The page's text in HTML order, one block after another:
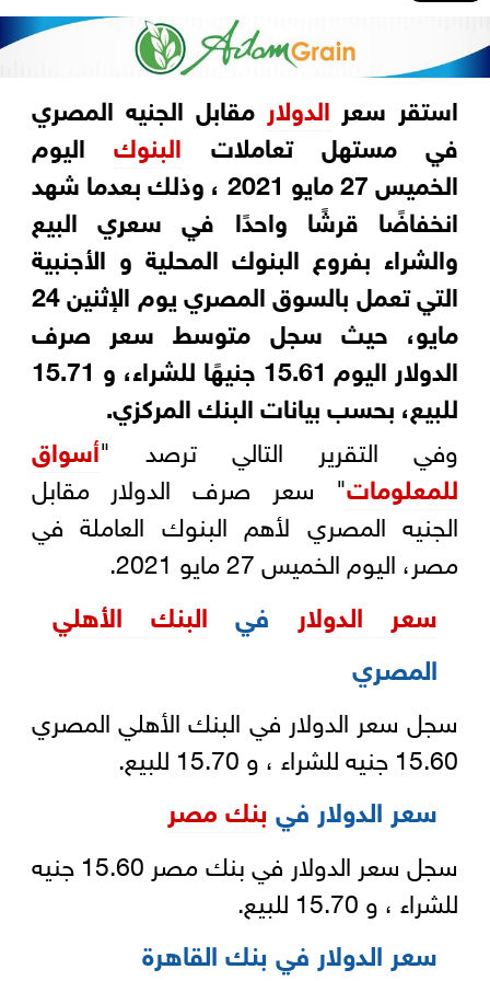
استقر سعر الدولار مقابل الجنيه المصري
في مستهل تعاملات البنوكاليوم
الخميس 27 مايو 2021 ، وذلك بعدما شهد
انخفاضًا قرشًا واحدًا في سعري البيع
والشراء بفروع البنوك المحلية و الأجنبية
التي تعمل بالسوق المصري يوم الإثنين 24
مايو، حيث سجل متوسط سعر صرف
الدولار اليوم 15.61 جنيهًا للشراء، و 15.71
للبيع، بحسب بيانات البنك المركزي.
وفي التقرير التالي ترصد "أسواق
للمعلومات" سعر صرف الدولار مقابل
الجنيه المصري لأهم البنوك العاملة في
مصر، اليوم الخميس 27 مايو 2021.
سعر الدولار في البنك الأهلي
المصري
سجل سعر الدولار في البنك الأهلي المصري
15.60 جنيه للشراء ، و 15.70 للبيع.
سعر الدولار في بنك مصر
سجل سعر الدولار في بنك مصر 15.60 جنيه
للشراء ، و 15.70 للبيع.
سعر الدولار في بنك القاهرة